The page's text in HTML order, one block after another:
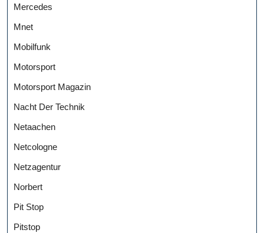
Mercedes
Mnet
Mobilfunk
Motorsport
Motorsport Magazin
Nacht Der Technik
Netaachen
Netcologne
Netzagentur
Norbert
Pit Stop
Pitstop